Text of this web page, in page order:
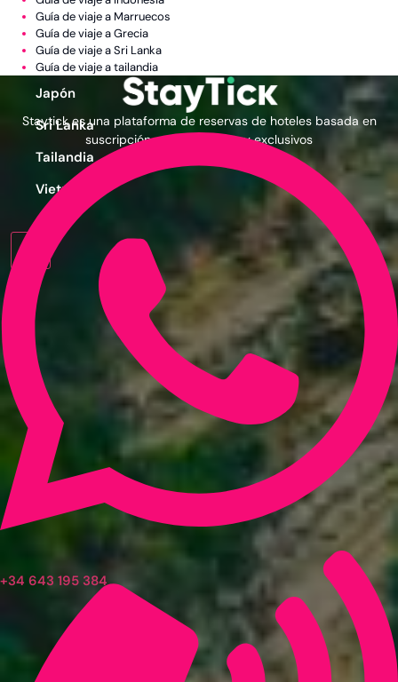
India
Indonesia
Japón
Sri Lanka
Tailandia
Vietnam
Guía de viaje a Marruecos
Guía de viaje a Grecia
Guía de viaje a Sri Lanka
Guía de viaje a tailandia
Staytick es una plataforma de reservas de hoteles basada en
suscripción con precios muy exclusivos
+34 643 195 384